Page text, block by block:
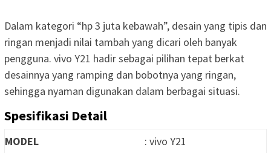
Dalam kategori “hp 3 juta kebawah”, desain yang tipis dan
ringan menjadi nilai tambah yang dicari oleh banyak
pengguna. vivo Y21 hadir sebagai pilihan tepat berkat
desainnya yang ramping dan bobotnya yang ringan,
sehingga nyaman digunakan dalam berbagai situasi.
Spesifikasi Detail
MODEL
: vivo Y21